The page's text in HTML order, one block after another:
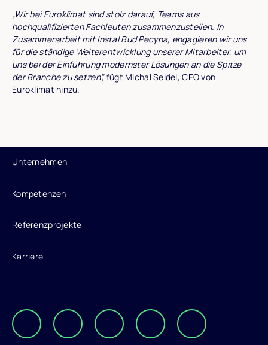
„Wir bei Euroklimat sind stolz darauf, Teams aus
hochqualifizierten Fachleuten zusammenzustellen. In
Zusammenarbeit mit Instal Bud Pecyna, engagieren wir uns
für die ständige Weiterentwicklung unserer Mitarbeiter, um
uns bei der Einführung modernster Lösungen an die Spitze
der Branche zu setzen",fügt Michal Seidel, CEO von
Euroklimat hinzu.
Unternehmen
Kompetenzen
Referenzprojekte
Karriere
Die Elevion Gruppe auf LinkedIn
Die Elevion Gruppe auf Xing
Zur Elevion